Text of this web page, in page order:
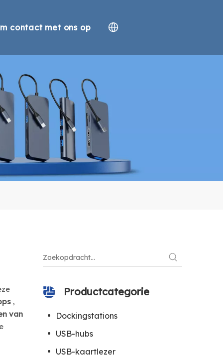
contact met ons op
,
van
Productcategorie
Dockingstations
USB-hubs
USB-kaartlezer